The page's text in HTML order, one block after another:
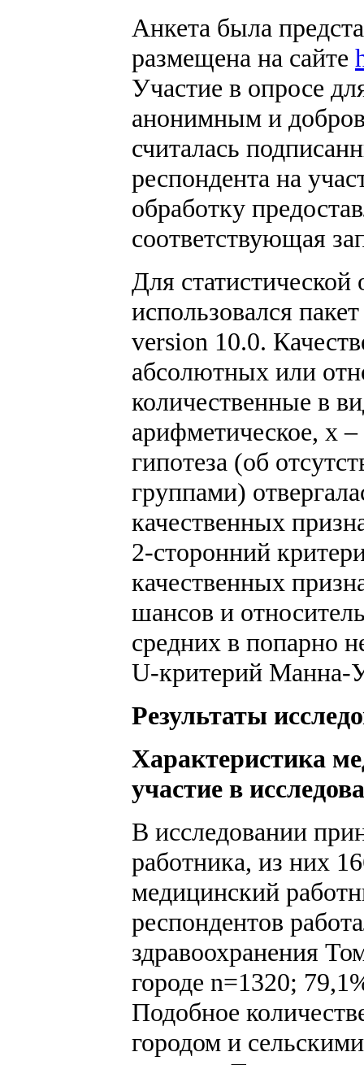
Анкета была
размещена на сайте
Участие в опросе
анонимным и
считалась
респондента на
обработку
соответствующая
Для статистической
использовался
version 10.0.
абсолютных или
количественные в
арифметическое, х
гипотеза (об
группами)
качественных
2-сторонний
качественных
шансов и
средних в попарно
U-критерий Манна-
Результаты
Характеристика
участие в
В исследовании
работника, из них
медицинский
респондентов
здравоохранения
городе n=1320;
Подобное
городом и